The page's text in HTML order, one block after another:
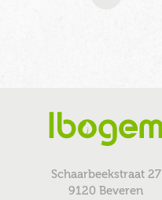
Schaarbeekstraat 27
9120 Beveren